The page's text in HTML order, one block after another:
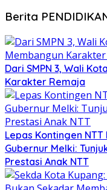
Berita
Dari SMPN 3, Wali
Karakter Remaja
Lepas Kontingen
Gubernur Melki:
Prestasi Anak NTT